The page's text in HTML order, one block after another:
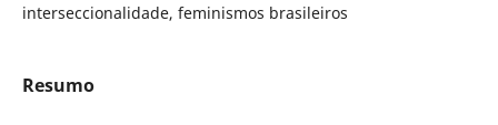
interseccionalidade, feminismos brasileiros
Resumo